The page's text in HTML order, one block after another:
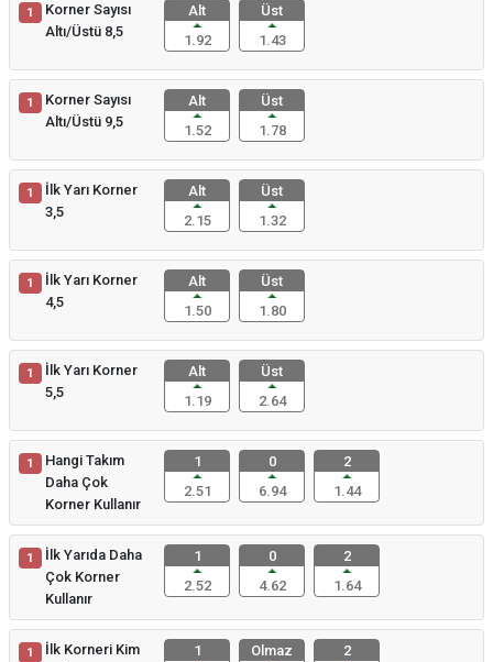
1
Korner Sayısı
Altı/Üstü 8,5
Alt
1.92
Üst
1.43
1
Korner Sayısı
Altı/Üstü 9,5
Alt
1.52
Üst
1.78
1
İlk Yarı Korner
3,5
Alt
2.15
Üst
1.32
1
İlk Yarı Korner
4,5
Alt
1.50
Üst
1.80
1
İlk Yarı Korner
5,5
Alt
1.19
Üst
2.64
1
Hangi Takım
Daha Çok
Korner Kullanır
1
2.51
0
6.94
2
1.44
1
İlk Yarıda Daha
Çok Korner
Kullanır
1
2.52
0
4.62
2
1.64
1
İlk Korneri Kim
1
Olmaz
2